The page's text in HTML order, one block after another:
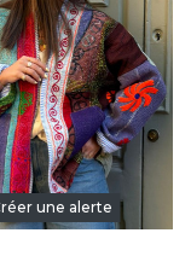
une alerte